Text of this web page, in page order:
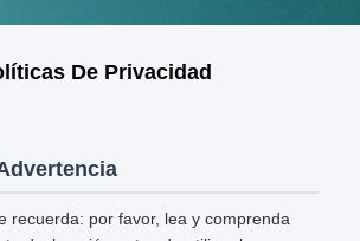
De Privacidad
recuerda: por favor, lea y comprenda